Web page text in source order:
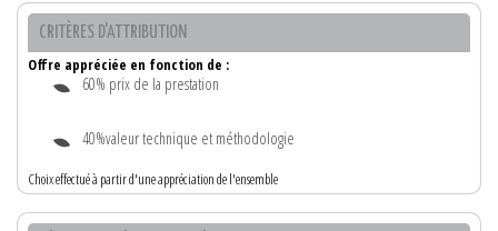
CRITÈRES D'ATTRIBUTION
Offre appréciée en fonction de :
60% prix de la prestation
40%valeur technique et méthodologie
Choix effectué à partir d'une appréciation de l'ensemble